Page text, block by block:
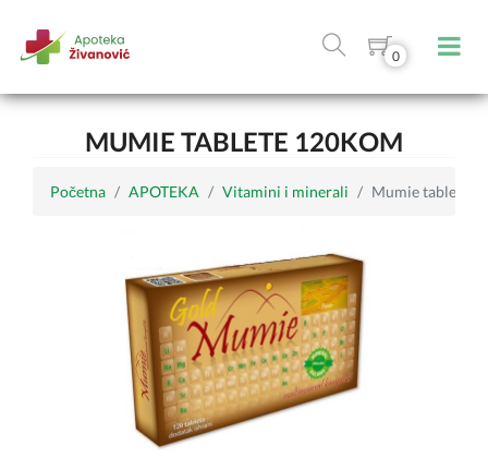
0
MUMIE TABLETE 120KOM
Početna APOTEKA Vitamini i minerali Mumie tablete